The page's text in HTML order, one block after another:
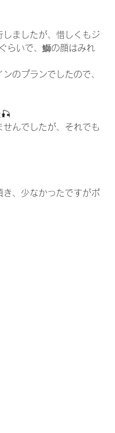
ましたが、惜しくもジ
らいで、鰤の顔はみれ
のプランでしたので、
んでしたが、それでも
き、少なかったですがポ